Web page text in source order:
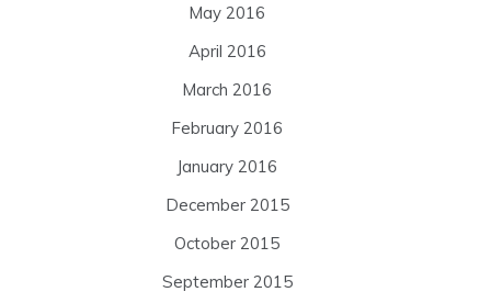
May 2016
April 2016
March 2016
February 2016
January 2016
December 2015
October 2015
September 2015